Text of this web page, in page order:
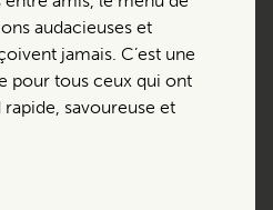
audacieuses et
jamais. C’est une
pour tous ceux qui ont
savoureuse et